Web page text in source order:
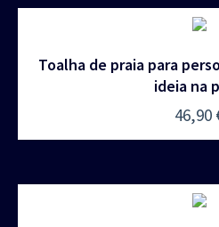
Toalha de praia para
ideia na
46,90